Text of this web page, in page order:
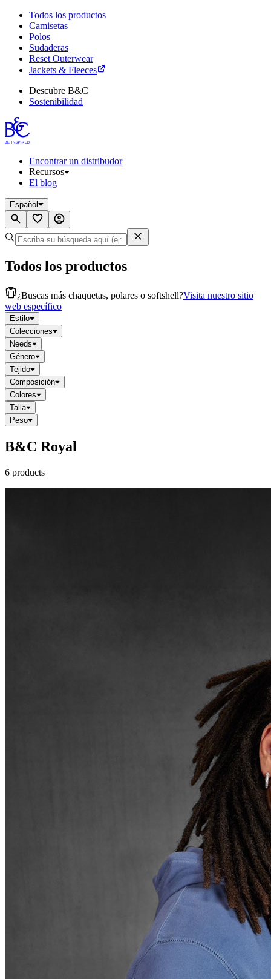
Todos los productos
Camisetas
Polos
Sudaderas
Reset Outerwear
Jackets & Fleeces
Descubre B&C
Sostenibilidad
Encontrar un distribudor
Recursos
El blog
Español
Todos los productos
¿Buscas más chaquetas, polares o softshell?Visita nuestro sitio
web específico
Estilo
Colecciones
Needs
Género
Tejido
Composición
Colores
Talla
Peso
B&C Royal
6 products